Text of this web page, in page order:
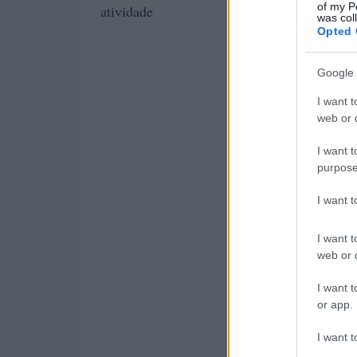
of my
was
Opted
Google
I want
web or
I want
I want
I want
web or
I want
or app.
I want
atividade